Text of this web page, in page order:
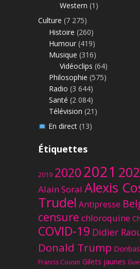
Western (1)
Culture (7 275)
Histoire (260)
Humour (419)
Musique (316)
Vidéoclips (64)
Philosophie (575)
Radio (3 644)
Santé (2 084)
Télévision (21)
En direct(13)
Étiquettes
2019 20202021
Alain Soral Alexis
Trudel Antipresse
censure chloroquine
COVID-19 Didier
Donald Trump
Francis Cousin Gilets jaunes